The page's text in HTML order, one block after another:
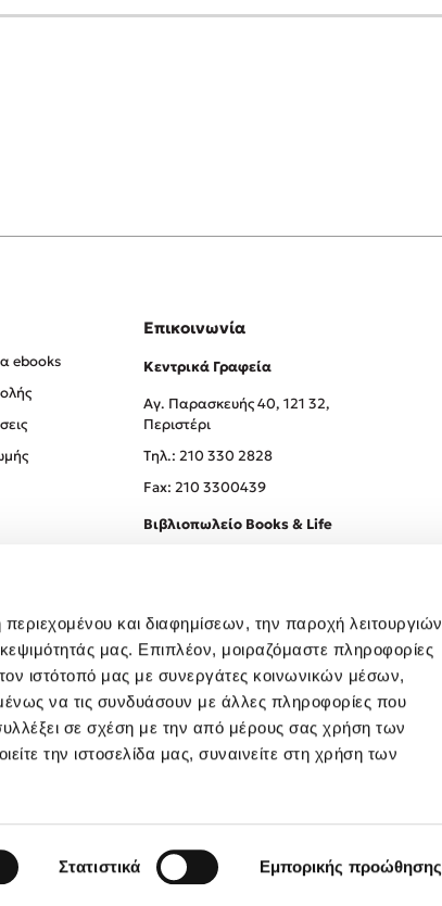
και διαφημίσεων, την παροχή λειτουργιών
μας. Επιπλέον, μοιραζόμαστε πληροφορίες
ιστότοπό μας με συνεργάτες κοινωνικών μέσων,
να τις συνδυάσουν με άλλες πληροφορίες που
σε σχέση με την από μέρους σας χρήση των
την ιστοσελίδα μας, συναινείτε στη χρήση των
Στατιστικά Εμπορικής προώθησης
ebooks
Επικοινωνία
Κεντρικά Γραφεία
Αγ. Παρασκευής 40, 121 32,
Περιστέρι
Tηλ.: 210 330 2828
Fax: 210 3300439
Βιβλιοπωλείο Books & Life
Created by Powered by